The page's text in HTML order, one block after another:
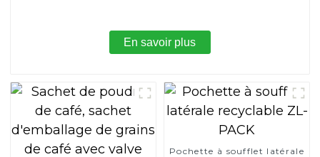
En savoir plus
Pochette à soufflet latérale